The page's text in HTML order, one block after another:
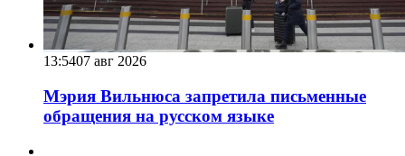
13:5407 авг 2026
Мэрия Вильнюса запретила письменные
обращения на русском языке